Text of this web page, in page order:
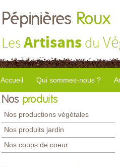
Pépinières Roux
LesArtisans du
Accueil Qui sommes-nous ?
Nos produits
Nos productions végétales
Nos produits jardin
Nos coups de coeur